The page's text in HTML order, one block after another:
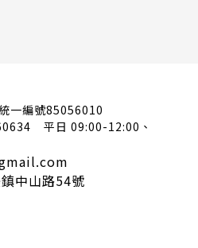
一編號85056010
平日 09:00-12:00、
中山路54號